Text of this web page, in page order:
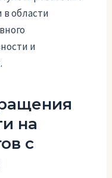
области
и
на
с